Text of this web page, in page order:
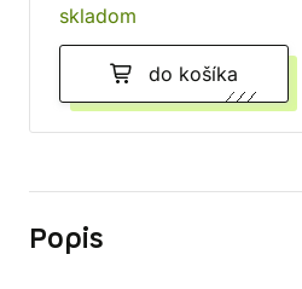
skladom
do košíka
Popis